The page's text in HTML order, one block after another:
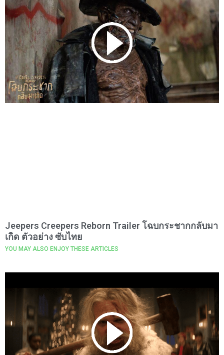
Jeepers Creepers Reborn Trailer โฉบกระชากกลับมา
เกิด ตัวอย่าง ซับไทย
YOU MAY ALSO ENJOY THESE ARTICLES